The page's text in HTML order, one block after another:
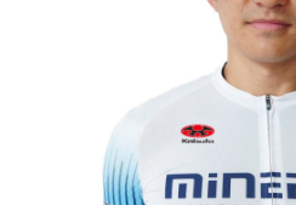
加盟・
エン
JBCF ROAD